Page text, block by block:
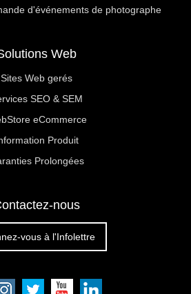
d'événements de photographe
Web
Sites Web gerés
SEO & SEM
eCommerce
Produit
Prolongées
nous
vous à l'Infolettre